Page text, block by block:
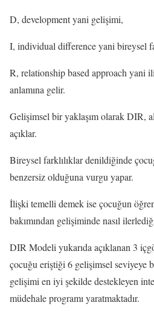
D, development yani gelişimi,
I, individual difference yani bireysel
R, relationship based approach yani
anlamına gelir.
Gelişimsel bir yaklaşım olarak DIR,
açıklar.
Bireysel farklılıklar denildiğinde
benzersiz olduğuna vurgu yapar.
İlişki temelli demek ise çocuğun
bakımından gelişiminde nasıl
DIR Modeli yukarıda açıklanan 3
çocuğu eriştiği 6 gelişimsel seviyeye
gelişimi en iyi şekilde destekleyen
müdehale programı yaratmaktadır.